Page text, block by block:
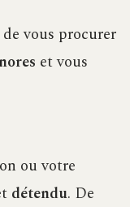
vous procurer
et vous
ou votre
détendu. De